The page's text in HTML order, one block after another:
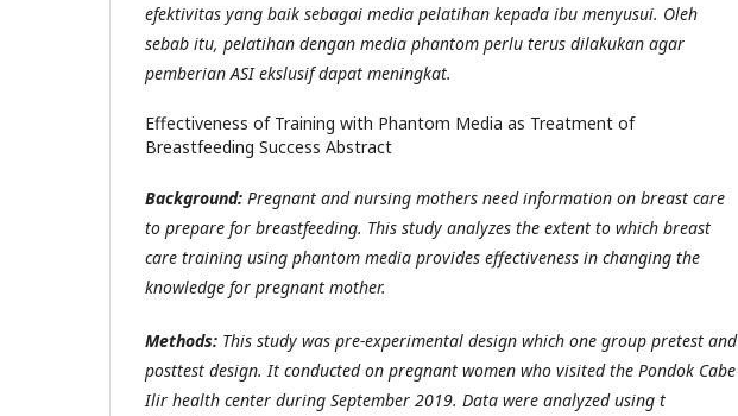
efektivitas yang baik sebagai media pelatihan kepada ibu menyusui. Oleh
sebab itu, pelatihan dengan media phantom perlu terus dilakukan agar
pemberian ASI ekslusif dapat meningkat.
Effectiveness of Training with Phantom Media as Treatment of
Breastfeeding Success Abstract
Background: Pregnant and nursing mothers need information on breast care
to prepare for breastfeeding. This study analyzes the extent to which breast
care training using phantom media provides effectiveness in changing the
knowledge for pregnant mother.
Methods: This study was pre-experimental design which one group pretest and
posttest design.It conducted on pregnant women who visited the Pondok Cabe
Ilir health center during September 2019. Data were analyzed using t